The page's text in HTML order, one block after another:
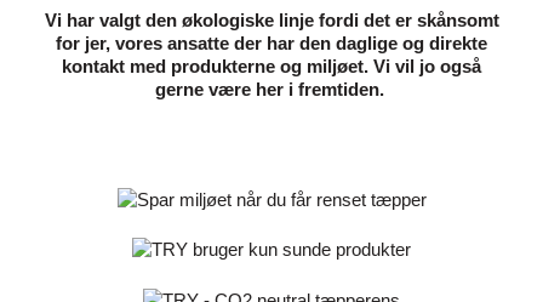
Vi har valgt den økologiske linje fordi det er skånsomt
for jer, vores ansatte der har den daglige og direkte
kontakt med produkterne og miljøet. Vi vil jo også
gerne være her i fremtiden. ​